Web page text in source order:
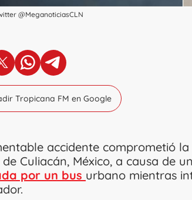
@MeganoticiasCLN
en X en Whatsapp
en Telegram
Tropicana FM en Google
accidente comprometió
Culiacán, México, a causa de
por un bus urbano mientras